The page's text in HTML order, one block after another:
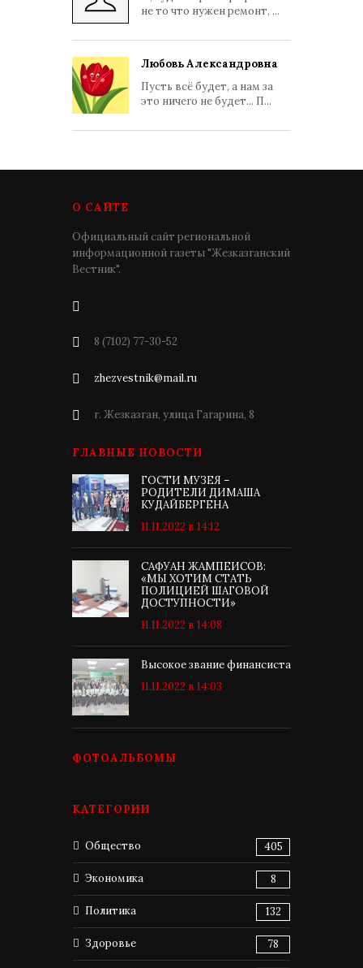
не то что нужен ремонт, ...
Любовь Александровна
Пусть всё будет, а нам за
это ничего не будет... П...
О САЙТЕ
Официальный сайт региональной
информационной газеты "Жезказганский
Вестник".
8 (7102) 77-30-52
zhezvestnik@mail.ru
г. Жезказган, улица Гагарина, 8
ГЛАВНЫЕ НОВОСТИ
ГОСТИ МУЗЕЯ –
РОДИТЕЛИ ДИМАША
КУДАЙБЕРГЕНА
11.11.2022 в 14:12
САФУАН ЖАМПЕИСОВ:
«МЫ ХОТИМ СТАТЬ
ПОЛИЦИЕЙ ШАГОВОЙ
ДОСТУПНОСТИ»
11.11.2022 в 14:08
Высокое звание финансиста
11.11.2022 в 14:03
ФОТОАЛЬБОМЫ
КАТЕГОРИИ
Общество 405
Экономика 8
Политика 132
Здоровье 78